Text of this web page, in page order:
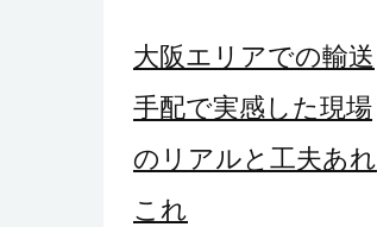
ー
シ
ョ
ン
大阪エリアでの輸送
手配で実感した現場
のリアルと工夫あれ
これ